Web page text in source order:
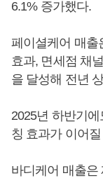
6.1% 증가했다.
페이셜케어 매출
효과, 면세점 채
을 달성해 전년
2025년 하반기
칭 효과가 이어
바디케어 매출은